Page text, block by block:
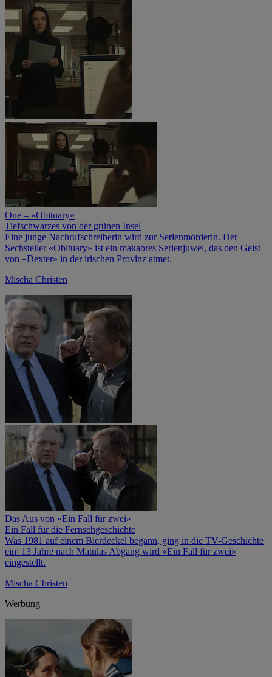
One – «Obituary»
Tiefschwarzes von der grünen Insel
Eine junge Nachrufschreiberin wird zur Serienmörderin. Der
Sechsteiler «Obituary» ist ein makabres Serienjuwel, das den Geist
von «Dexter» in der irischen Provinz atmet.
Mischa Christen
Das Aus von «Ein Fall für zwei»
Ein Fall für die Fernsehgeschichte
Was 1981 auf einem Bierdeckel begann, ging in die TV-Geschichte
ein: 13 Jahre nach Matulas Abgang wird «Ein Fall für zwei»
eingestellt.
Mischa Christen
Werbung